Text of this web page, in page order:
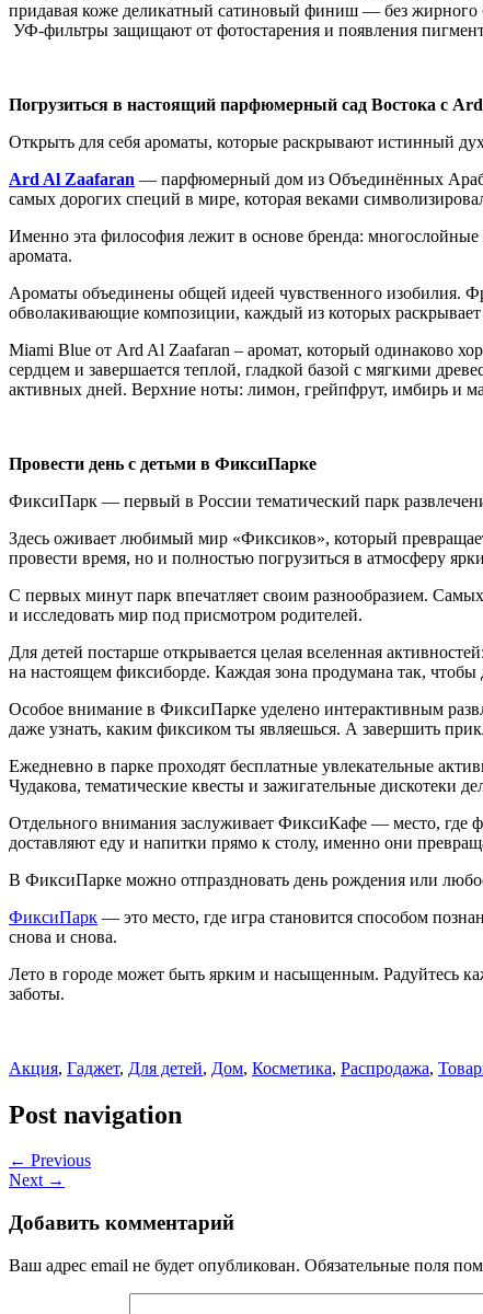
придавая коже деликатный сатиновый финиш — без жирного
УФ-фильтры защищают от фотостарения и появления
Погрузиться в настоящий парфюмерный сад Востока с
Открыть для себя ароматы, которые раскрывают истинный
Ard Al Zaafaran — парфюмерный дом из Объединённых
самых дорогих специй в мире, которая веками
Именно эта философия лежит в основе бренда:
аромата.
Ароматы объединены общей идеей чувственного изобилия.
обволакивающие композиции, каждый из которых
Miami Blue от Ard Al Zaafaran – аромат, который одинаково
сердцем и завершается теплой, гладкой базой с мягкими
активных дней. Верхние ноты: лимон, грейпфрут, имбирь и
Провести день с детьми в ФиксиПарке
ФиксиПарк — первый в России тематический парк
Здесь оживает любимый мир «Фиксиков», который
провести время, но и полностью погрузиться в атмосферу
С первых минут парк впечатляет своим разнообразием.
и исследовать мир под присмотром родителей.
Для детей постарше открывается целая вселенная
на настоящем фиксиборде. Каждая зона продумана так,
Особое внимание в ФиксиПарке уделено интерактивным
даже узнать, каким фиксиком ты являешься. А завершить
Ежедневно в парке проходят бесплатные увлекательные
Чудакова, тематические квесты и зажигательные дискотеки
Отдельного внимания заслуживает ФиксиКафе — место, где
доставляют еду и напитки прямо к столу, именно они
В ФиксиПарке можно отпраздновать день рождения или
ФиксиПарк — это место, где игра становится способом
снова и снова.
Лето в городе может быть ярким и насыщенным. Радуйтесь
заботы.
Акция, Гаджет, Для детей, Дом, Косметика, Распродажа,
Post navigation
← Previous
Next →
Добавить комментарий
Ваш адрес email не будет опубликован. Обязательные поля